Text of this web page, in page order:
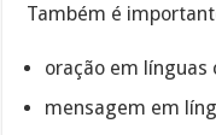
Também é
oração em línguas
mensagem em